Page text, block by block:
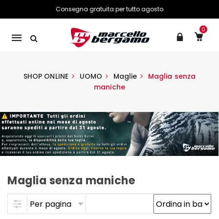
Consegna gratuita per tutto agosto
Mobile
0
SHOP ONLINE UOMO Maglie
Maglia senza
maniche
Skip to content
Maglia senza maniche
Per pagina